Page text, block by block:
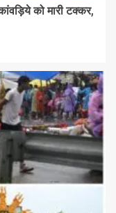
को मारी टक्कर,